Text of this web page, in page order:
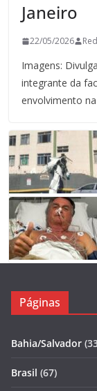
Janeiro
22/05/2026
Imagens:
integrante da
envolvimento
Páginas
Bahia/Salvador
Brasil (67)